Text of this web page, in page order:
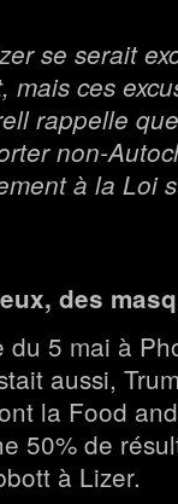
se serait
mais ces
rappelle
non-
à la Loi
des
du 5 mai à
aussi,
la Food
50% de
à Lizer.